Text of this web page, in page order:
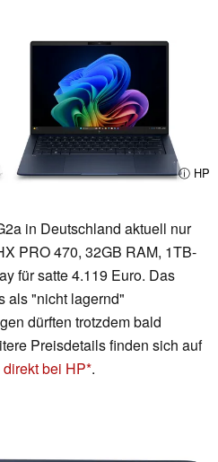
ⓘ HP
in Deutschland aktuell nur
PRO 470, 32GB RAM, 1TB-
für satte 4.119 Euro. Das
als "nicht lagernd"
dürften trotzdem bald
Preisdetails finden sich auf
bei HP .